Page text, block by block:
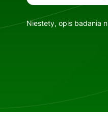
Niestety, opis badania